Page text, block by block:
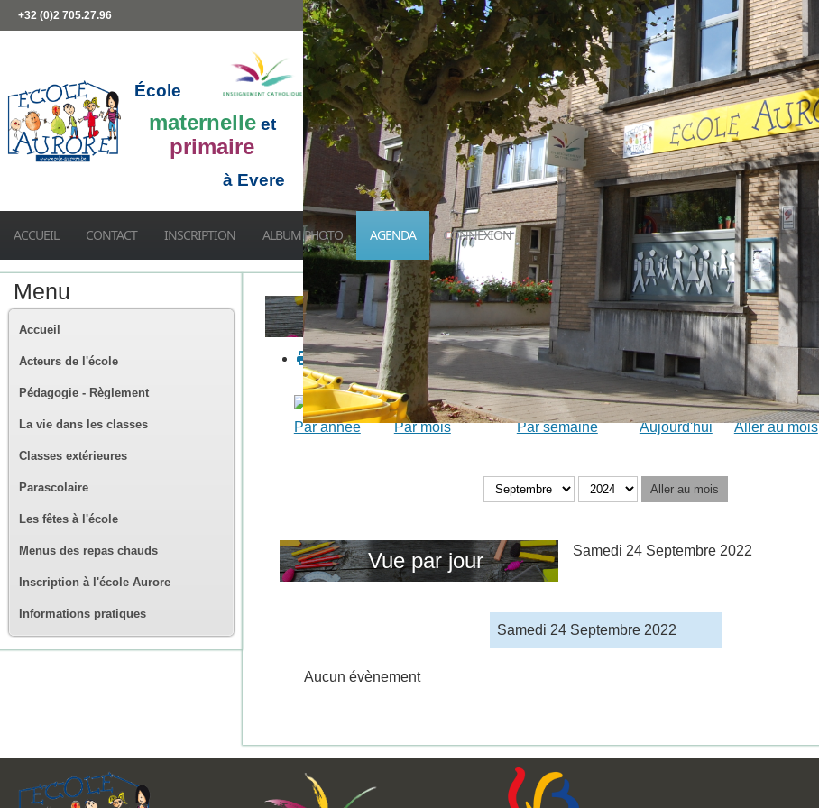
+32 (0)2 705.27.96
École
maternelle et
primaire
à Evere
ACCUEIL CONTACT INSCRIPTION ALBUM PHOTO AGENDA CONNEXION
Menu
Accueil
Acteurs de l'école
Pédagogie - Règlement
La vie dans les classes
Classes extérieures
Parascolaire
Les fêtes à l'école
Menus des repas chauds
Inscription à l'école Aurore
Informations pratiques
Calendrier
Par année Par mois Par semaine Aujourd'hui Aller au mois
Aller au mois
Vue par jour Samedi 24 Septembre 2022
Samedi 24 Septembre 2022
Aucun évènement